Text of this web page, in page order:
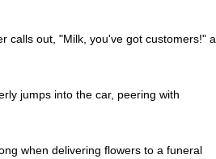
calls out, "Milk, you've got customers!" a
jumps into the car, peering with
when delivering flowers to a funeral